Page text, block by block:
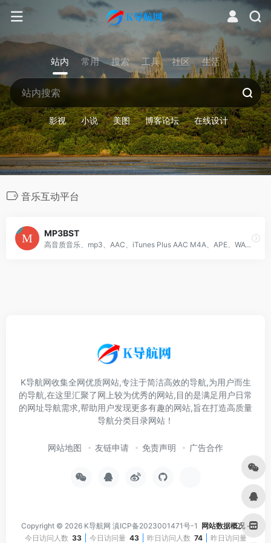
站内 常用 搜索 工具 社区 生活
影视 小说 美图 博客论坛 在线设计
音乐互动平台
MP3BST
高音质音乐、mp3、AAC、iTunes Plus AAC M4A、APE、WAV、FLAC的下载分享
K导航网收集全网优质网站,专注于简洁高效的导航,为用户而生
的导航,在这里汇聚了网上较为优秀的网站,目的是满足用户日常
的网址导航需求,帮助用户发现更多有趣的网站,旨在打造高质量
导航分类目录网站！
网站地图 友链申请 免责声明 广告合作
Copyright © 2026 K导航网 滇ICP备2023001471号-1 网站数据概况 -
今日访问人数 33 今日访问量 43 昨日访问人数 74 昨日访问量